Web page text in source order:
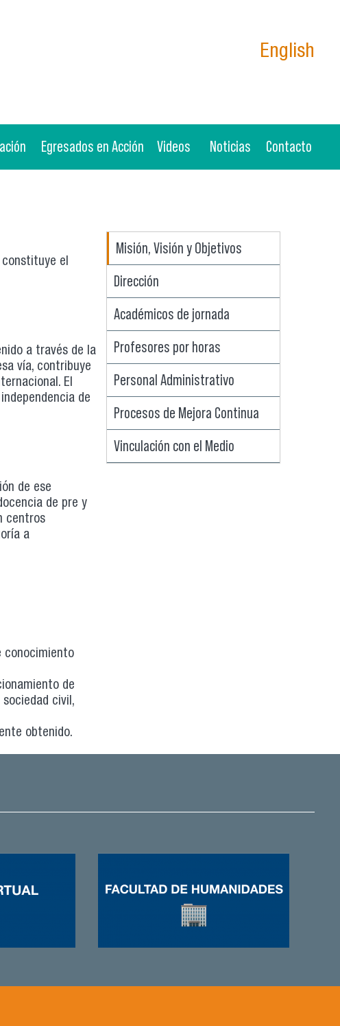
English
Egresados en Acción Videos Noticias Contacto
Misión, Visión y Objetivos
Dirección
Académicos de jornada
Profesores por horas
Personal Administrativo
Procesos de Mejora Continua
Vinculación con el Medio
el
a través de la
vía, contribuye
El
de
de ese
de pre y
centros
a
conocimiento
de
civil,
obtenido.